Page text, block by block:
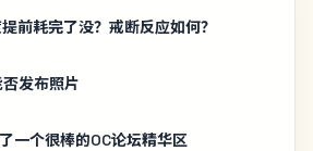
前耗完了没？戒断反应如何？
发布照片
一个很棒的OC论坛精华区